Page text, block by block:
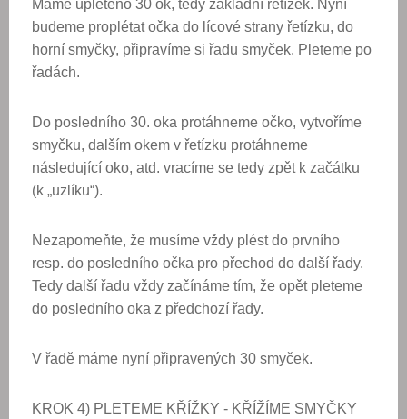
Máme upleteno 30 ok, tedy základní řetízek. Nyní
budeme proplétat očka do lícové strany řetízku, do
horní smyčky, připravíme si řadu smyček. Pleteme po
řadách.
Do posledního 30. oka protáhneme očko, vytvoříme
smyčku, dalším okem v řetízku protáhneme
následující oko, atd. vracíme se tedy zpět k začátku
(k „uzlíku“).
Nezapomeňte, že musíme vždy plést do prvního
resp. do posledního očka pro přechod do další řady.
Tedy další řadu vždy začínáme tím, že opět pleteme
do posledního oka z předchozí řady.
V řadě máme nyní připravených 30 smyček.
KROK 4) PLETEME KŘÍŽKY - KŘÍŽÍME SMYČKY